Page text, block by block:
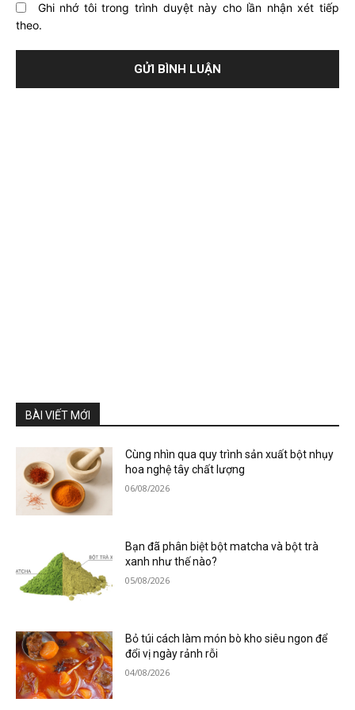
Ghi nhớ tôi trong trình duyệt này cho lần nhận xét tiếp
theo.
BÀI VIẾT MỚI
Cùng nhìn qua quy trình sản xuất bột nhụy
hoa nghệ tây chất lượng
06/08/2026
Bạn đã phân biệt bột matcha và bột trà
xanh như thế nào?
05/08/2026
Bỏ túi cách làm món bò kho siêu ngon để
đổi vị ngày rảnh rỗi
04/08/2026